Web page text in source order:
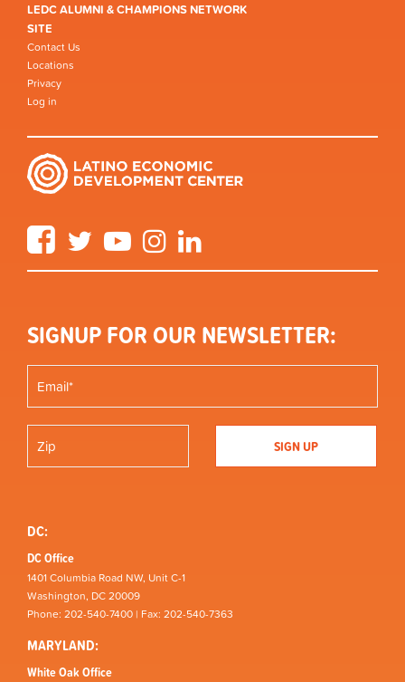
LEDC ALUMNI & CHAMPIONS NETWORK
SITE
Contact Us
Locations
Privacy
Log in
FacebookTwitter YouTube Instagram
SIGNUP FOR OUR NEWSLETTER:
DC:
DC Office
1401 Columbia Road NW, Unit C-1
Washington, DC 20009
Phone: 202-540-7400 | Fax: 202-540-7363
MARYLAND:
White Oak Office